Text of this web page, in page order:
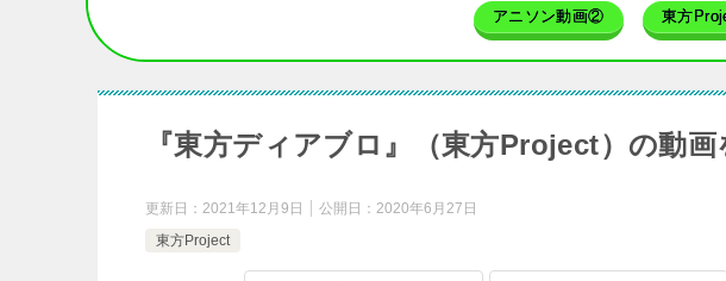
アニソン動画② 東方
『東方ディアブロ』（東方Project）の動画
更新日： 2021年12月9日 公開日： 2020年6月27日
東方Project